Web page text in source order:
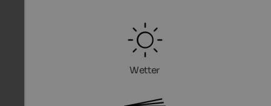
Wetter